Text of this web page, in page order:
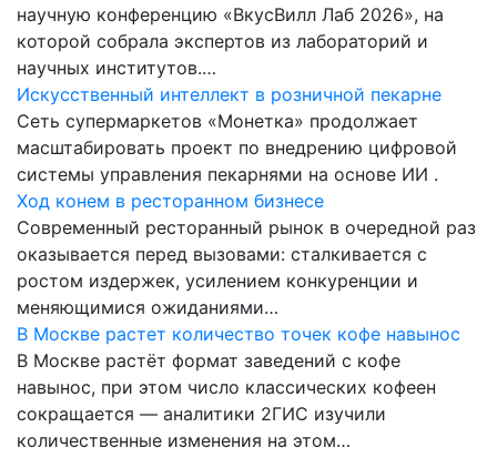
научную конференцию «ВкусВилл Лаб 2026», на
которой собрала экспертов из лабораторий и
научных институтов.…
Искусственный интеллект в розничной пекарне
Сеть супермаркетов «Монетка» продолжает
масштабировать проект по внедрению цифровой
системы управления пекарнями на основе ИИ .
Ход конем в ресторанном бизнесе
Современный ресторанный рынок в очередной раз
оказывается перед вызовами: сталкивается с
ростом издержек, усилением конкуренции и
меняющимися ожиданиями…
В Москве растет количество точек кофе навынос
В Москве растёт формат заведений с кофе
навынос, при этом число классических кофеен
сокращается — аналитики 2ГИС изучили
количественные изменения на этом…